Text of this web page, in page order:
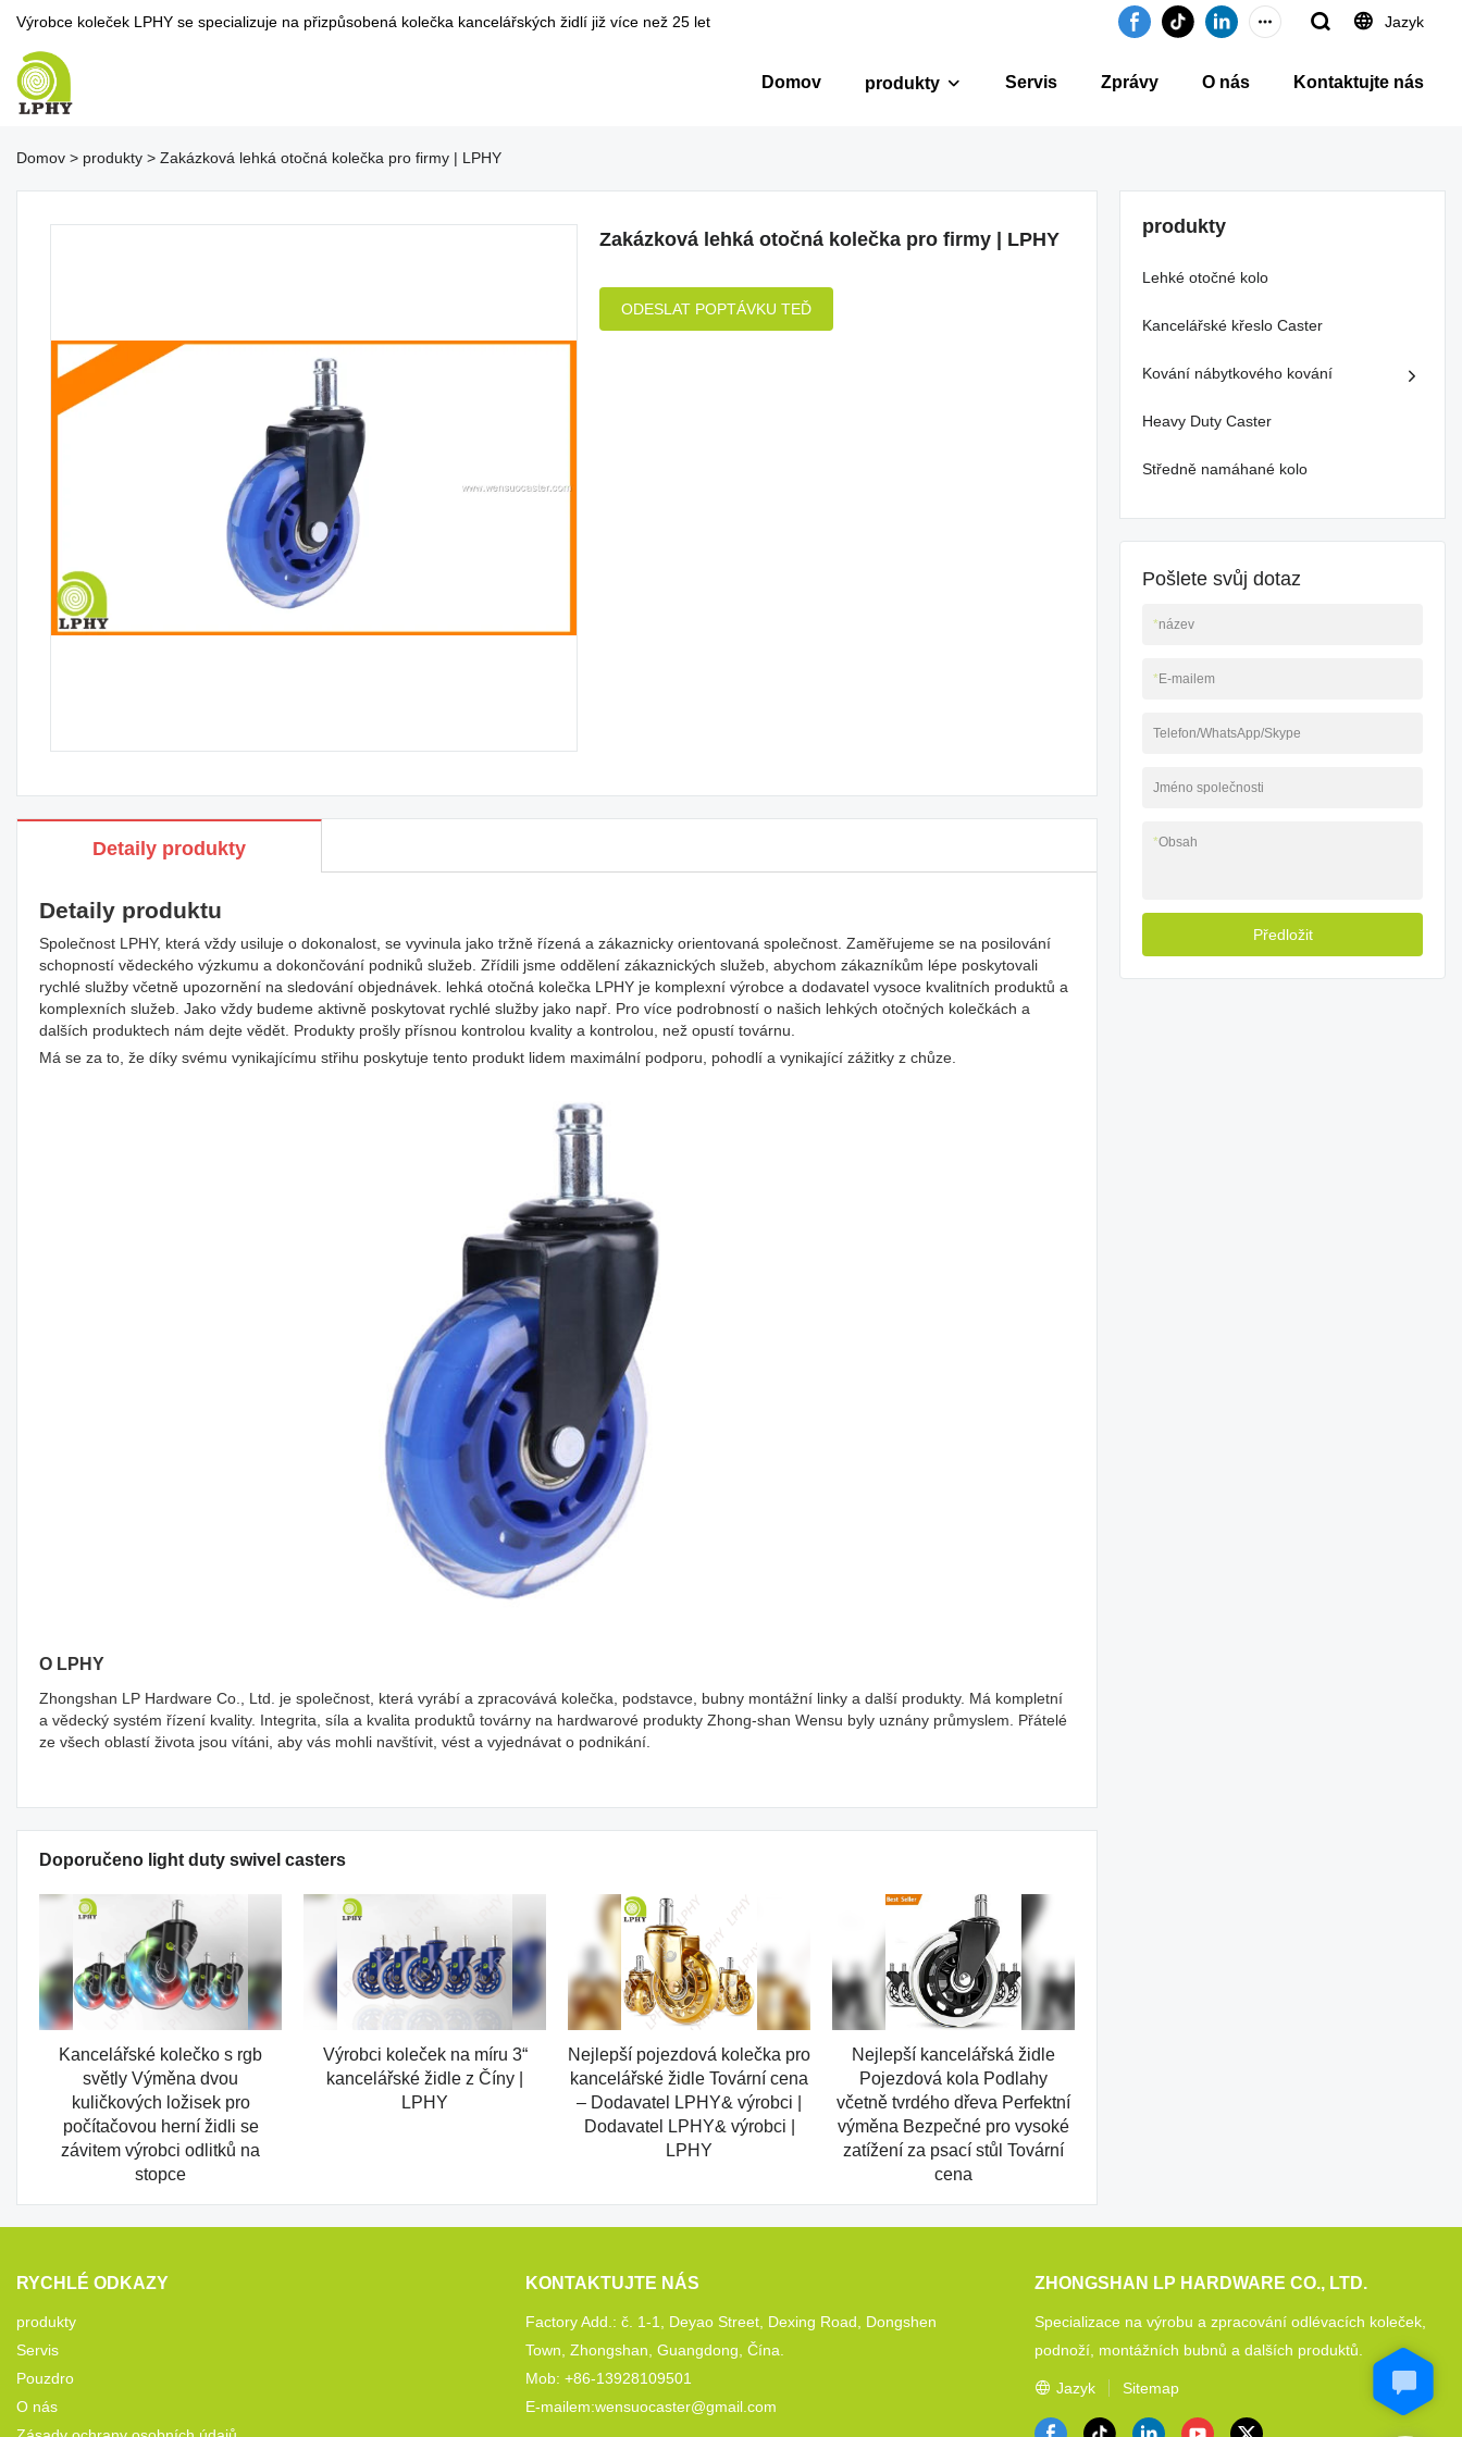
Výrobce koleček LPHY se specializuje na přizpůsobená kolečka kancelářských židlí již více než 25 let Jazyk
Domov produkty Servis Zprávy O nás Kontaktujte nás
Domov > produkty > Zakázková lehká otočná kolečka pro firmy | LPHY
Zakázková lehká otočná kolečka pro firmy | LPHY
ODESLAT POPTÁVKU TEĎ
Detaily produkty
Detaily produktu
Společnost LPHY, která vždy usiluje o dokonalost, se vyvinula jako tržně řízená a zákaznicky orientovaná společnost. Zaměřujeme se na posilování
schopností vědeckého výzkumu a dokončování podniků služeb. Zřídili jsme oddělení zákaznických služeb, abychom zákazníkům lépe poskytovali
rychlé služby včetně upozornění na sledování objednávek. lehká otočná kolečka LPHY je komplexní výrobce a dodavatel vysoce kvalitních produktů a
komplexních služeb. Jako vždy budeme aktivně poskytovat rychlé služby jako např. Pro více podrobností o našich lehkých otočných kolečkách a
dalších produktech nám dejte vědět. Produkty prošly přísnou kontrolou kvality a kontrolou, než opustí továrnu.
Má se za to, že díky svému vynikajícímu střihu poskytuje tento produkt lidem maximální podporu, pohodlí a vynikající zážitky z chůze.
O LPHY
Zhongshan LP Hardware Co., Ltd. je společnost, která vyrábí a zpracovává kolečka, podstavce, bubny montážní linky a další produkty. Má kompletní
a vědecký systém řízení kvality. Integrita, síla a kvalita produktů továrny na hardwarové produkty Zhong-shan Wensu byly uznány průmyslem. Přátelé
ze všech oblastí života jsou vítáni, aby vás mohli navštívit, vést a vyjednávat o podnikání.
Doporučeno light duty swivel casters
Kancelářské kolečko s rgb
světly Výměna dvou
kuličkových ložisek pro
počítačovou herní židli se
závitem výrobci odlitků na
stopce
Výrobci koleček na míru 3“
kancelářské židle z Číny |
LPHY
Nejlepší pojezdová kolečka pro
kancelářské židle Tovární cena
– Dodavatel LPHY& výrobci |
Dodavatel LPHY& výrobci |
LPHY
Nejlepší kancelářská židle
Pojezdová kola Podlahy
včetně tvrdého dřeva Perfektní
výměna Bezpečné pro vysoké
zatížení za psací stůl Tovární
cena
produkty
Lehké otočné kolo
Kancelářské křeslo Caster
Kování nábytkového kování
Heavy Duty Caster
Středně namáhané kolo
Pošlete svůj dotaz
*název
*E-mailem
Telefon/WhatsApp/Skype
Jméno společnosti
*Obsah
Předložit
RYCHLÉ ODKAZY
produkty
Servis
Pouzdro
O nás
KONTAKTUJTE NÁS
Factory Add.: č. 1-1, Deyao Street, Dexing Road, Dongshen
Town, Zhongshan, Guangdong, Čína.
Mob: +86-13928109501
E-mailem:wensuocaster@gmail.com
ZHONGSHAN LP HARDWARE CO., LTD.
Specializace na výrobu a zpracování odlévacích koleček,
podnoží, montážních bubnů a dalších produktů.
Jazyk Sitemap